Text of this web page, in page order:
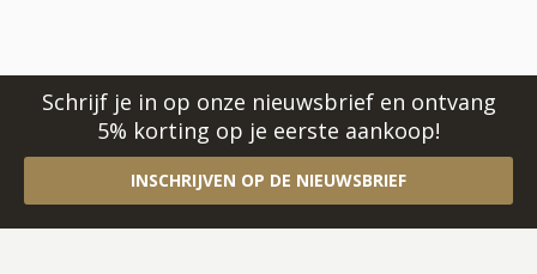
Schrijf je in op onze nieuwsbrief en ontvang
5% korting op je eerste aankoop!
INSCHRIJVEN OP DE NIEUWSBRIEF